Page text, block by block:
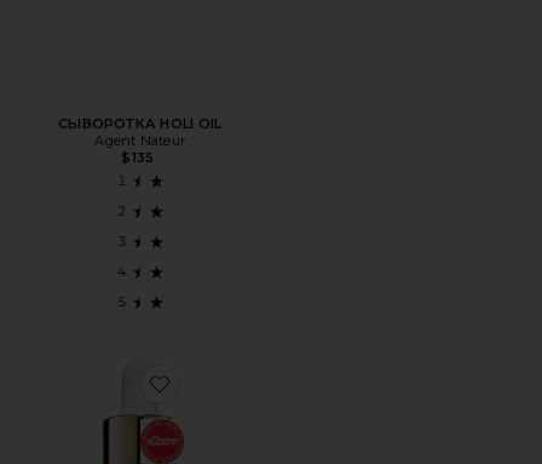
СЫВОРОТКА HOLI OIL
Agent Nateur
$135
Favorite МАСЛО ДЛЯ ЛИЦА C.E.O. GLOW VITAMIN C +